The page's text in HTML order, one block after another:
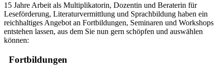
15 Jahre Arbeit als Multiplikatorin, Dozentin und Beraterin für
Leseförderung, Literaturvermittlung und Sprachbildung haben ein
reichhaltiges Angebot an Fortbildungen, Seminaren und Workshops
entstehen lassen, aus dem Sie nun gern schöpfen und auswählen
können:
Fortbildungen